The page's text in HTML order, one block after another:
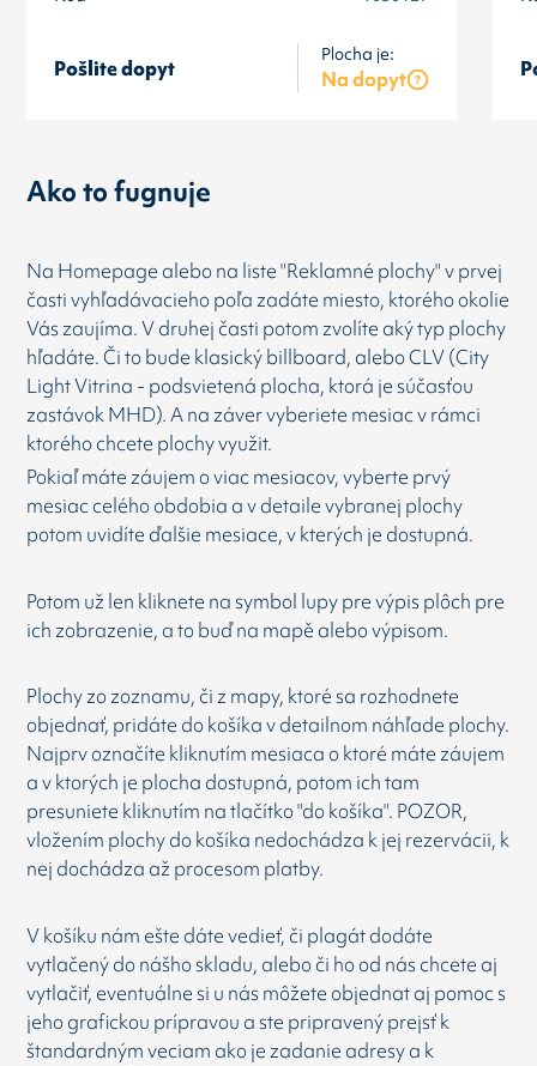
Pošlite dopyt
Plocha je:
Na dopyt
Ako to fugnuje
Na Homepage alebo na liste "Reklamné plochy" v prvej
časti vyhľadávacieho poľa zadáte miesto, ktorého okolie
Vás zaujíma. V druhej časti potom zvolíte aký typ plochy
hľadáte. Či to bude klasický billboard, alebo CLV (City
Light Vitrina - podsvietená plocha, ktorá je súčasťou
zastávok MHD). A na záver vyberiete mesiac v rámci
ktorého chcete plochy využit.
Pokiaľ máte záujem o viac mesiacov, vyberte prvý
mesiac celého obdobia a v detaile vybranej plochy
potom uvidíte ďalšie mesiace, v kterých je dostupná.
Potom už len kliknete na symbol lupy pre výpis plôch pre
ich zobrazenie, a to buď na mapě alebo výpisom.
Plochy zo zoznamu, či z mapy, ktoré sa rozhodnete
objednať, pridáte do košíka v detailnom náhľade plochy.
Najprv označíte kliknutím mesiaca o ktoré máte záujem
a v ktorých je plocha dostupná, potom ich tam
presuniete kliknutím na tlačítko "do košíka". POZOR,
vložením plochy do košíka nedochádza k jej rezervácii, k
nej dochádza až procesom platby.
V košíku nám ešte dáte vedieť, či plagát dodáte
vytlačený do nášho skladu, alebo či ho od nás chcete aj
vytlačiť, eventuálne si u nás môžete objednat aj pomoc s
jeho grafickou prípravou a ste pripravený prejsť k
štandardným veciam ako je zadanie adresy a k